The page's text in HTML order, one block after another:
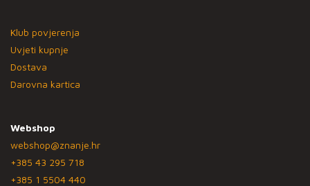
Klub povjerenja
Uvjeti kupnje
Dostava
Darovna kartica
Webshop
webshop@znanje.hr
+385 43 295 718
+385 1 5504 440